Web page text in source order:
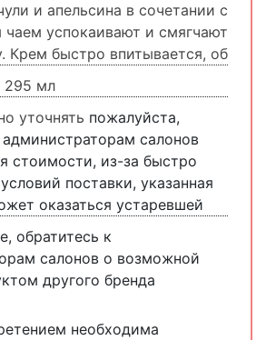
и апельсина в сочетании с
чаем успокаивают и смягчают
Крем быстро впитывается, об
295 мл
уточнять пожалуйста,
администраторам салонов
стоимости, из-за быстро
поставки, указанная
оказаться устаревшей
обратитесь к
салонов о возможной
другого бренда
необходима